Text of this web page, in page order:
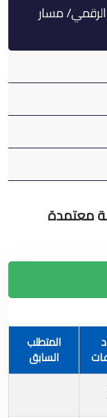
مسار
من (78) ساعة معتمدة
المتطلب
السابق